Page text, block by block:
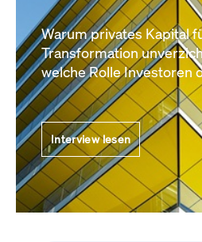
Warum privates Kapital
Transformation
welche Rolle Investoren
Interview lesen